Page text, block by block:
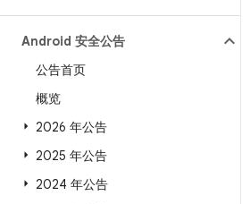
Android 安全公告
公告首页
概览
2026 年公告
2025 年公告
2024 年公告